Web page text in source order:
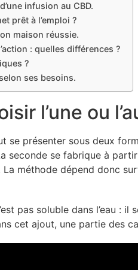
infusion au CBD.
prêt à l’emploi ?
maison réussie.
: quelles différences ?
?
ses besoins.
l’une ou
se présenter sous deux
seconde se fabrique à
La méthode dépend donc
pas soluble dans l’eau :
cet ajout, une partie des